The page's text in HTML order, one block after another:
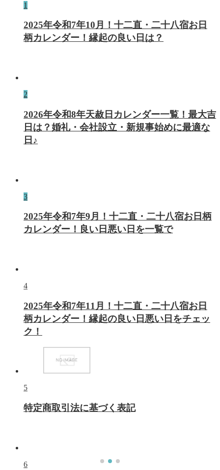
1
2025年令和7年10月！十二直・二十八宿お日
柄カレンダー！縁起の良い日は？
2
2026年令和8年天赦日カレンダー一覧！最大吉
日は？婚礼・会社設立・新規事始めに最適な
日♪
3
2025年令和7年9月！十二直・二十八宿お日柄
カレンダー！良い日悪い日を一覧で
4
2025年令和7年11月！十二直・二十八宿お日
柄カレンダー！縁起の良い日悪い日をチェッ
ク！
5
特定商取引法に基づく表記
6